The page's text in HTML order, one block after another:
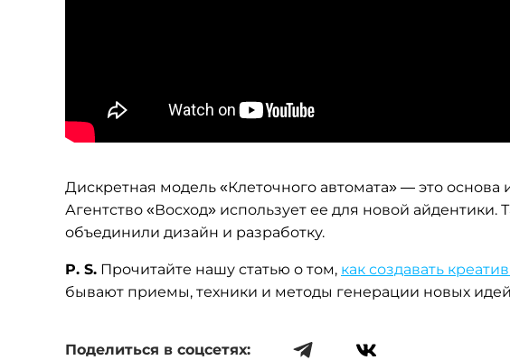
Дискретная модель «Клеточного автомата» — это
Агентство «Восход» использует ее для новой айдентики.
объединили дизайн и разработку.
P. S. Прочитайте нашу статью о том, как создавать
бывают приемы, техники и методы генерации новых
Поделиться в соцсетях: